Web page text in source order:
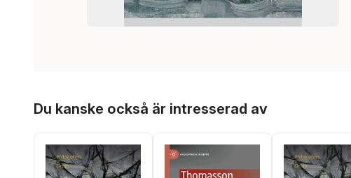
Du kanske också är intresserad av